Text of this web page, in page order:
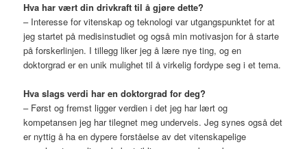
Hva har vært din drivkraft til å gjøre dette?
– Interesse for vitenskap og teknologi var utgangspunktet for at
jeg startet på medisinstudiet og også min motivasjon for å starte
på forskerlinjen. I tillegg liker jeg å lære nye ting, og en
doktorgrad er en unik mulighet til å virkelig fordype seg i et tema.
Hva slags verdi har en doktorgrad for deg?
– Først og fremst ligger verdien i det jeg har lært og
kompetansen jeg har tilegnet meg underveis. Jeg synes også det
er nyttig å ha en dypere forståelse av det vitenskapelige